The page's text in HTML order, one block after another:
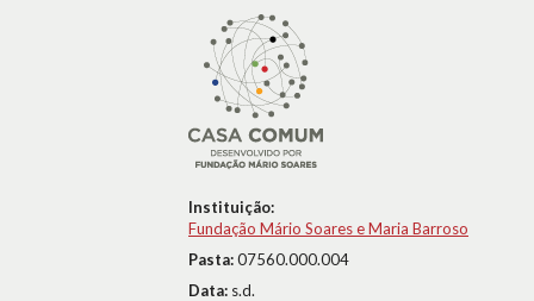
Instituição:
Fundação Mário Soares e Maria Barroso
Pasta:07560.000.004
Data: s.d.